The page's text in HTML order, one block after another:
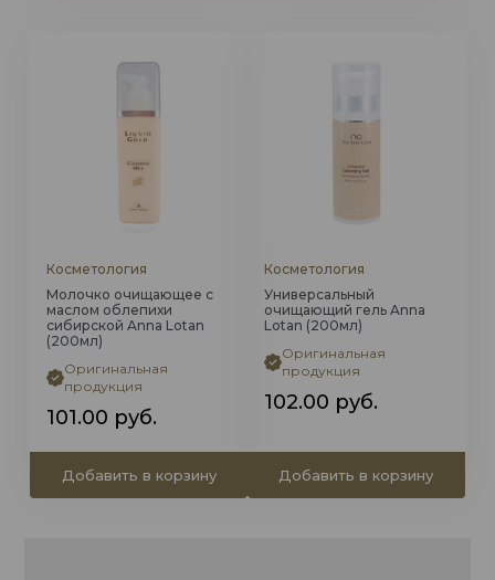
Косметология
Молочко очищающее с
маслом облепихи
сибирской Anna Lotan
(200мл)
Оригинальная
продукция
101.00 руб.
Добавить в корзину
Косметология
Универсальный
очищающий гель Anna
Lotan (200мл)
Оригинальная
продукция
102.00 руб.
Добавить в корзину